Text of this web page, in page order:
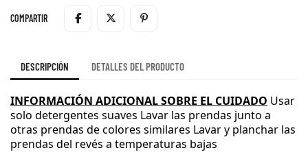
COMPARTIR
DESCRIPCIÓN DETALLES DEL PRODUCTO
INFORMACIÓN ADICIONAL SOBRE EL CUIDADO Usar
solo detergentes suaves Lavar las prendas junto a
otras prendas de colores similares Lavar y planchar las
prendas del revés a temperaturas bajas